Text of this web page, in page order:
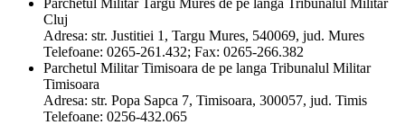
Cluj
Adresa: str. Justitiei 1, Targu Mures, 540069, jud. Mures
Telefoane: 0265-261.432; Fax: 0265-266.382
Parchetul Militar Timisoara de pe langa Tribunalul Militar
Timisoara
Adresa: str. Popa Sapca 7, Timisoara, 300057, jud. Timis
Telefoane: 0256-432.065